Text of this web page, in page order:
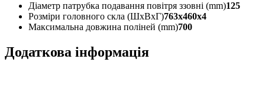
Діаметр патрубка подавання повітря ззовні (mm)125
Розміри головного скла (ШxВxГ)763х460х4
Максимальна довжина поліней (mm)700
Додаткова інформація